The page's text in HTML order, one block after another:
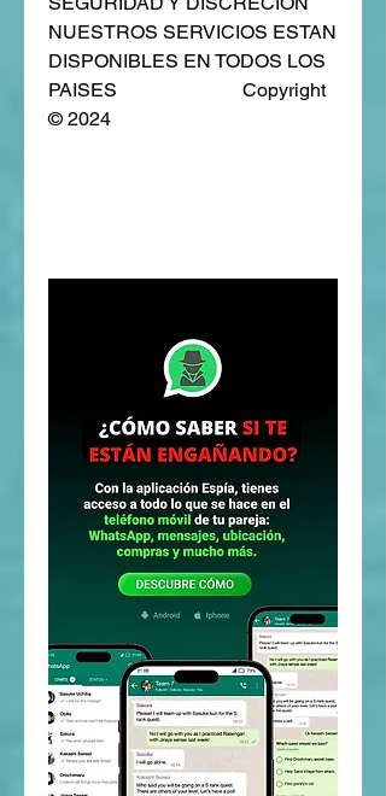
NUESTROS SERVICIOS ESTAN
DISPONIBLES EN TODOS LOS
PAISES                          Copyright
© 2024